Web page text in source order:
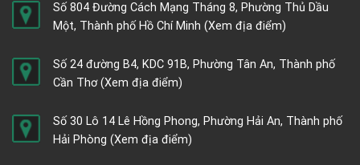
Số 804 Đường Cách Mạng Tháng 8, Phường Thủ Dầu
Một, Thành phố Hồ Chí Minh (Xem địa điểm)
Số 24 đường B4, KDC 91B, Phường Tân An, Thành phố
Cần Thơ(Xem địa điểm)
Số 30 Lô 14 Lê Hồng Phong, Phường Hải An, Thành phố
Hải Phòng (Xem địa điểm)